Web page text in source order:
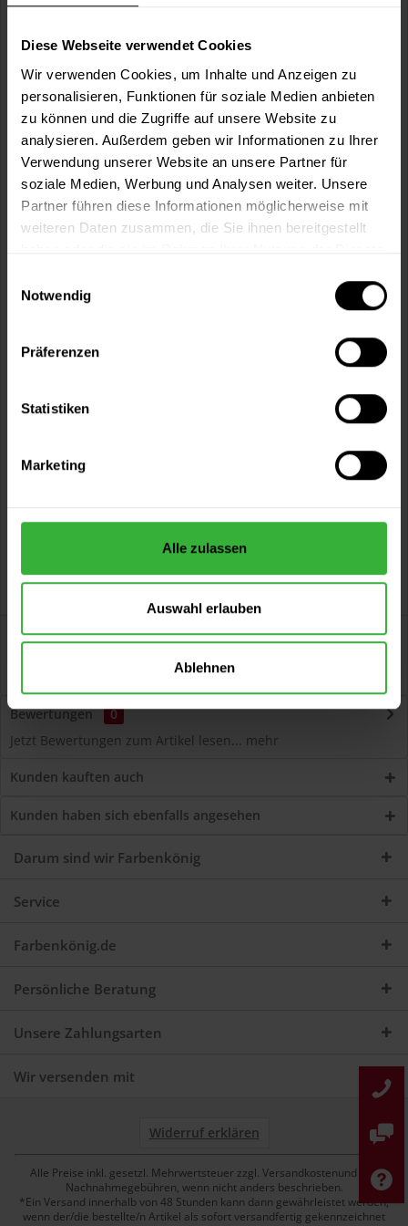
Diese Webseite verwendet Cookies
Wir verwenden Cookies, um Inhalte und Anzeigen zu
personalisieren, Funktionen für soziale Medien anbieten
zu können und die Zugriffe auf unsere Website zu
analysieren. Außerdem geben wir Informationen zu Ihrer
Verwendung unserer Website an unsere Partner für
soziale Medien, Werbung und Analysen weiter. Unsere
Partner führen diese Informationen möglicherweise mit
weiteren Daten zusammen, die Sie ihnen bereitgestellt
Notwendig
Präferenzen
Statistiken
Marketing
Alle zulassen
Auswahl erlauben
Ablehnen
Wie viele m² wollen Sie bearbeiten?
m²
In denWarenkorb
Fragen zum Artikel?
Sie möchten eine größere Menge kaufen
Versand innerhalb von 48h*
Beschreibung
Volvox Espressivo Lehmfarbe (Violet) Lösemittelfreier,
dauerelastischer Wand- und...mehr
Bewertungen
0
Jetzt Bewertungen zum Artikel lesen... mehr
Kunden kauften auch
Kunden haben sich ebenfalls angesehen
Darum sind wir Farbenkönig
Service
Farbenkönig.de
Persönliche Beratung
Unsere Zahlungsarten
Wir versenden mit
Widerruf erklären
Alle Preise inkl. gesetzl. Mehrwertsteuer zzgl. Versandkostenund ggf.
Nachnahmegebühren, wenn nicht anders beschrieben.
*Ein Versand innerhalb von 48 Stunden kann dann gewährleistet werden,
wenn der/die bestellte/n Artikel als sofort versandfertig gekennzeichnet